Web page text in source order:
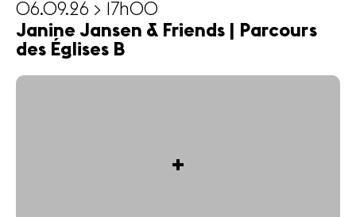
06.09.26 > 17h00
Janine Jansen & Friends | Parcours
des Églises B
+